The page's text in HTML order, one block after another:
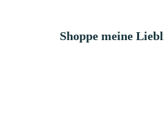
Shoppe meine